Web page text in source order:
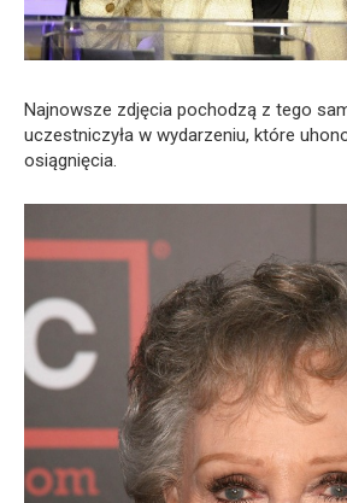
Najnowsze zdjęcia pochodzą z tego
uczestniczyła w wydarzeniu, które
osiągnięcia.